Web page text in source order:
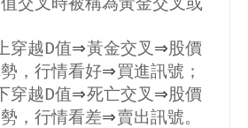
穿越D值⇒黃金交叉 ⇒股價
，行情看好⇒買進訊號；
穿越D值⇒死亡交叉 ⇒股價
，行情看差⇒賣出訊號。